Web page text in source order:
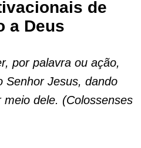
de
a Deus
por palavra ou ação,
Senhor Jesus, dando
dele. (Colossenses